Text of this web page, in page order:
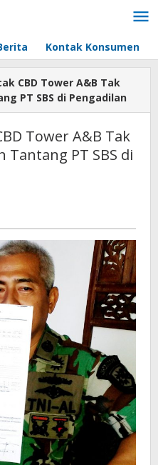
Kontak Konsumen
CBD Tower A&B Tak
PT SBS di Pengadilan
Tower A&B Tak
Tantang PT SBS di